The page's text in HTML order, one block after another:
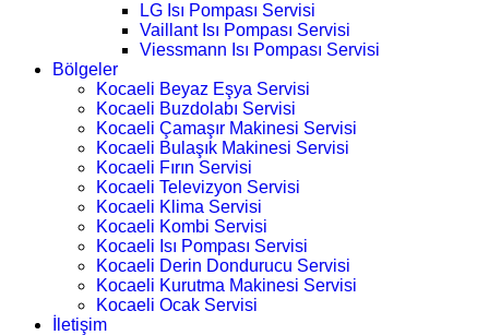
LG Isı Pompası Servisi
Vaillant Isı Pompası Servisi
Viessmann Isı Pompası Servisi
Bölgeler
Kocaeli Beyaz Eşya Servisi
Kocaeli Buzdolabı Servisi
Kocaeli Çamaşır Makinesi Servisi
Kocaeli Bulaşık Makinesi Servisi
Kocaeli Fırın Servisi
Kocaeli Televizyon Servisi
Kocaeli Klima Servisi
Kocaeli Kombi Servisi
Kocaeli Isı Pompası Servisi
Kocaeli Derin Dondurucu Servisi
Kocaeli Kurutma Makinesi Servisi
Kocaeli Ocak Servisi
İletişim